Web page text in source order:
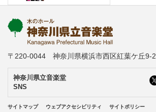
〒220-0044 神奈川県横浜市西区紅葉ケ丘9-2
神奈川県立音楽堂
SNS
サイトマップ ウェブアクセシビリティ
サイトポリシー